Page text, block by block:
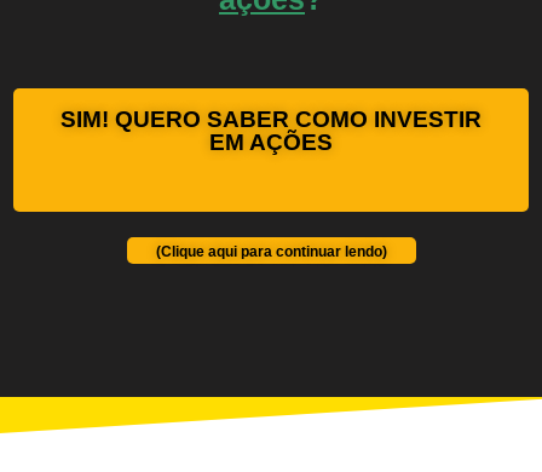
SIM! QUERO SABER COMO INVESTIR
EM AÇÕES
(Clique aqui para continuar lendo)